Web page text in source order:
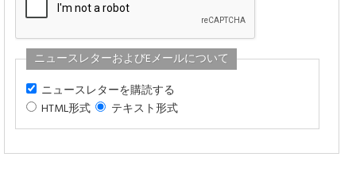
ニュースレターおよびEメールについて
ニュースレターを購読する
HTML形式
テキスト形式